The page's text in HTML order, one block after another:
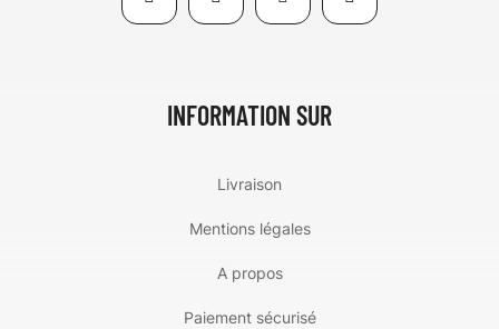
INFORMATION SUR
Livraison
Mentions légales
A propos
Paiement sécurisé